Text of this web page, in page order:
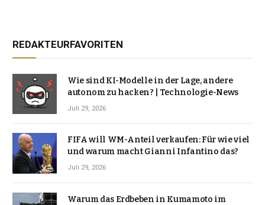
REDAKTEURFAVORITEN
Wie sind KI-Modelle in der Lage, andere
autonom zu hacken? | Technologie-News
Juli 29, 2026
FIFA will WM-Anteil verkaufen: Für wie viel
und warum macht Gianni Infantino das?
Juli 29, 2026
Warum das Erdbeben in Kumamoto im